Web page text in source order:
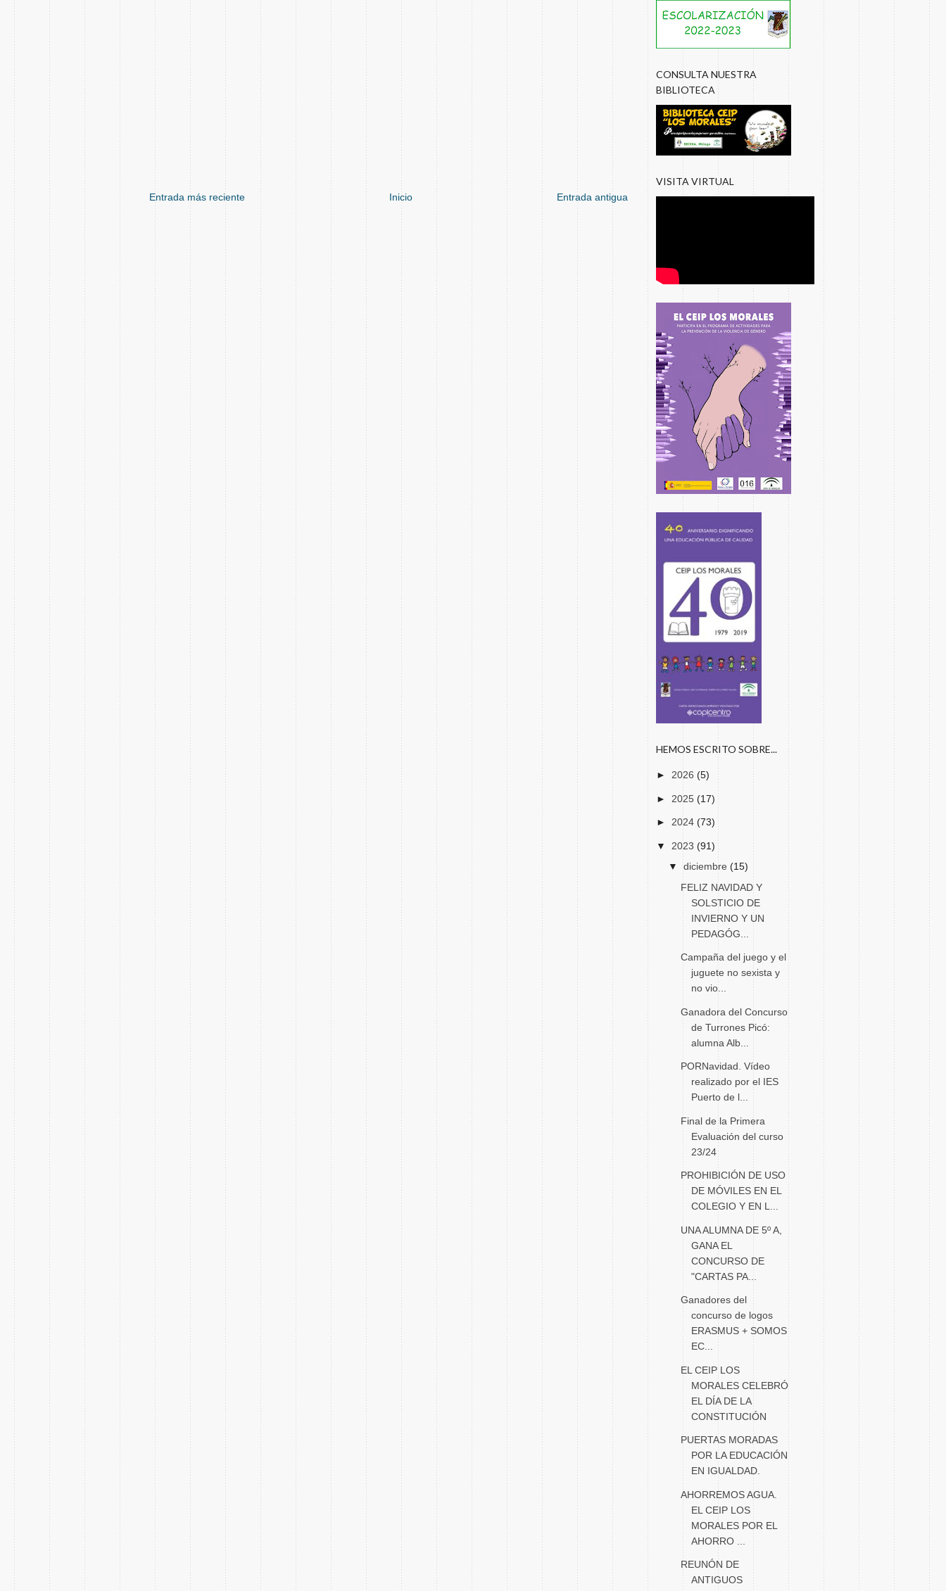
Entrada más reciente Entrada antigua
Inicio
CONSULTA NUESTRA
BIBLIOTECA
VISITA VIRTUAL
HEMOS ESCRITO SOBRE...
► 2026 (5)
► 2025 (17)
► 2024 (73)
▼ 2023 (91)
▼ diciembre (15)
FELIZ NAVIDAD Y
SOLSTICIO DE
INVIERNO Y UN
PEDAGÓG...
Campaña del juego y el
juguete no sexista y
no vio...
Ganadora del Concurso
de Turrones Picó:
alumna Alb...
PORNavidad. Vídeo
realizado por el IES
Puerto de l...
Final de la Primera
Evaluación del curso
23/24
PROHIBICIÓN DE USO
DE MÓVILES EN EL
COLEGIO Y EN L...
UNA ALUMNA DE 5º A,
GANA EL
CONCURSO DE
"CARTAS PA...
Ganadores del
concurso de logos
ERASMUS + SOMOS
EC...
EL CEIP LOS
MORALES CELEBRÓ
EL DÍA DE LA
CONSTITUCIÓN
PUERTAS MORADAS
POR LA EDUCACIÓN
EN IGUALDAD.
AHORREMOS AGUA.
EL CEIP LOS
MORALES POR EL
AHORRO ...
REUNÓN DE
ANTIGUOS